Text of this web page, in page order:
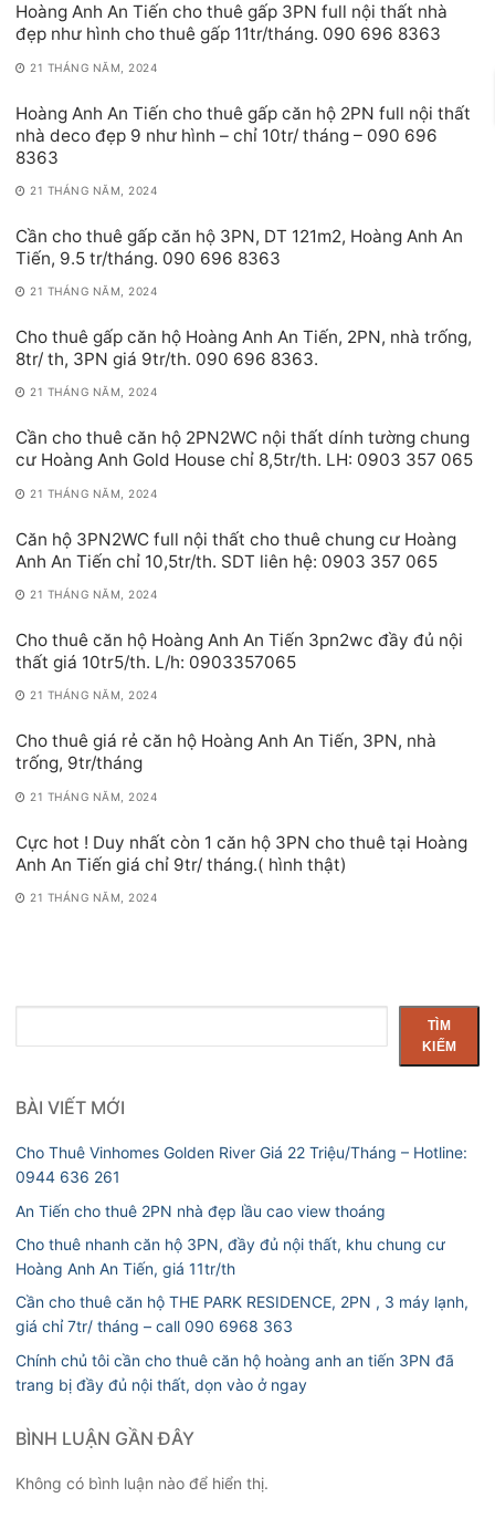
Hoàng Anh An Tiến cho thuê gấp 3PN full nội thất nhà
đẹp như hình cho thuê gấp 11tr/tháng. 090 696 8363
21 THÁNG NĂM, 2024
Hoàng Anh An Tiến cho thuê gấp căn hộ 2PN full nội thất
nhà deco đẹp 9 như hình – chỉ 10tr/ tháng – 090 696
8363
21 THÁNG NĂM, 2024
Cần cho thuê gấp căn hộ 3PN, DT 121m2, Hoàng Anh An
Tiến, 9.5 tr/tháng. 090 696 8363
21 THÁNG NĂM, 2024
Cho thuê gấp căn hộ Hoàng Anh An Tiến, 2PN, nhà trống,
8tr/ th, 3PN giá 9tr/th. 090 696 8363.
21 THÁNG NĂM, 2024
Cần cho thuê căn hộ 2PN2WC nội thất dính tường chung
cư Hoàng Anh Gold House chỉ 8,5tr/th. LH: 0903 357 065
21 THÁNG NĂM, 2024
Căn hộ 3PN2WC full nội thất cho thuê chung cư Hoàng
Anh An Tiến chỉ 10,5tr/th. SDT liên hệ: 0903 357 065
21 THÁNG NĂM, 2024
Cho thuê căn hộ Hoàng Anh An Tiến 3pn2wc đầy đủ nội
thất giá 10tr5/th. L/h: 0903357065
21 THÁNG NĂM, 2024
Cho thuê giá rẻ căn hộ Hoàng Anh An Tiến, 3PN, nhà
trống, 9tr/tháng
21 THÁNG NĂM, 2024
Cực hot ! Duy nhất còn 1 căn hộ 3PN cho thuê tại Hoàng
Anh An Tiến giá chỉ 9tr/ tháng.( hình thật)
21 THÁNG NĂM, 2024
kiếm
TÌM
KIẾM
BÀI VIẾT MỚI
Cho Thuê Vinhomes Golden River Giá 22 Triệu/Tháng – Hotline:
0944 636 261
An Tiến cho thuê 2PN nhà đẹp lầu cao view thoáng
Cho thuê nhanh căn hộ 3PN, đầy đủ nội thất, khu chung cư
Hoàng Anh An Tiến, giá 11tr/th
Cần cho thuê căn hộ THE PARK RESIDENCE, 2PN , 3 máy lạnh,
giá chỉ 7tr/ tháng – call 090 6968 363
Chính chủ tôi cần cho thuê căn hộ hoàng anh an tiến 3PN đã
trang bị đầy đủ nội thất, dọn vào ở ngay
BÌNH LUẬN GẦN ĐÂY
Không có bình luận nào để hiển thị.